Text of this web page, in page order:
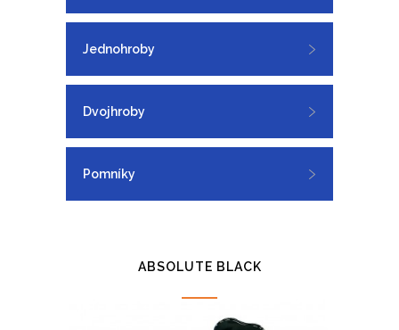
Jednohroby
Dvojhroby
Pomníky
ABSOLUTE BLACK